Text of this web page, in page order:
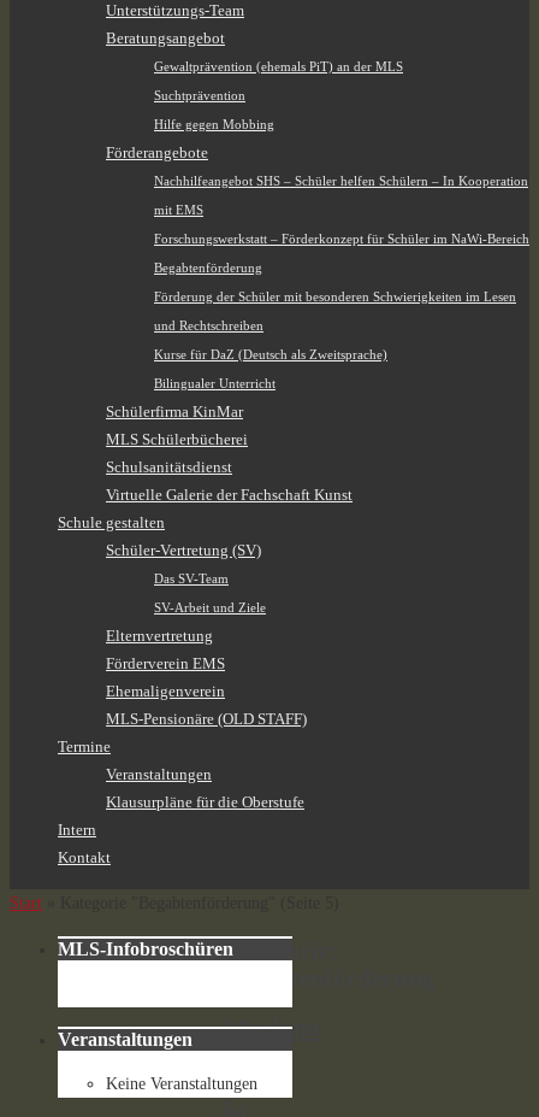
Unterstützungs-Team
Beratungsangebot
Gewaltprävention (ehemals PiT) an der MLS
Suchtprävention
Hilfe gegen Mobbing
Förderangebote
Nachhilfeangebot SHS – Schüler helfen Schülern – In Kooperation
mit EMS
Forschungswerkstatt – Förderkonzept für Schüler im NaWi-Bereich
Begabtenförderung
Förderung der Schüler mit besonderen Schwierigkeiten im Lesen
und Rechtschreiben
Kurse für DaZ (Deutsch als Zweitsprache)
Bilingualer Unterricht
Schülerfirma KinMar
MLS Schülerbücherei
Schulsanitätsdienst
Virtuelle Galerie der Fachschaft Kunst
Schule gestalten
Schüler-Vertretung (SV)
Das SV-Team
SV-Arbeit und Ziele
Elternvertretung
Förderverein EMS
Ehemaligenverein
MLS-Pensionäre (OLD STAFF)
Termine
Veranstaltungen
Klausurpläne für die Oberstufe
Intern
Kontakt
Start
Kategorie:
Marlena
Ulm
(6b)
MLS-Infobroschüren
Veranstaltungen
Keine Veranstaltungen